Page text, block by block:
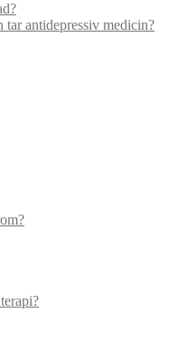
antidepressiv medicin?